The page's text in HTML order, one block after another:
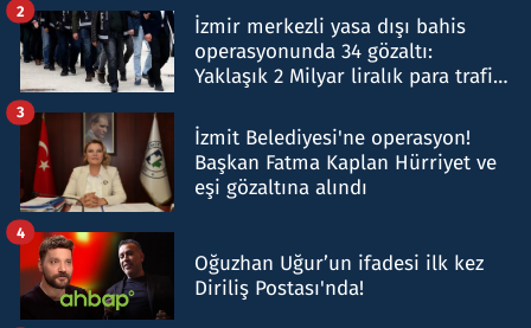
İzmir merkezli yasa dışı bahis
operasyonunda 34 gözaltı:
Yaklaşık 2 Milyar liralık para trafiği
2
İzmit Belediyesi'ne operasyon!
Başkan Fatma Kaplan Hürriyet ve
eşi gözaltına alındı
3
Oğuzhan Uğur’un ifadesi ilk kez
Diriliş Postası'nda!
4